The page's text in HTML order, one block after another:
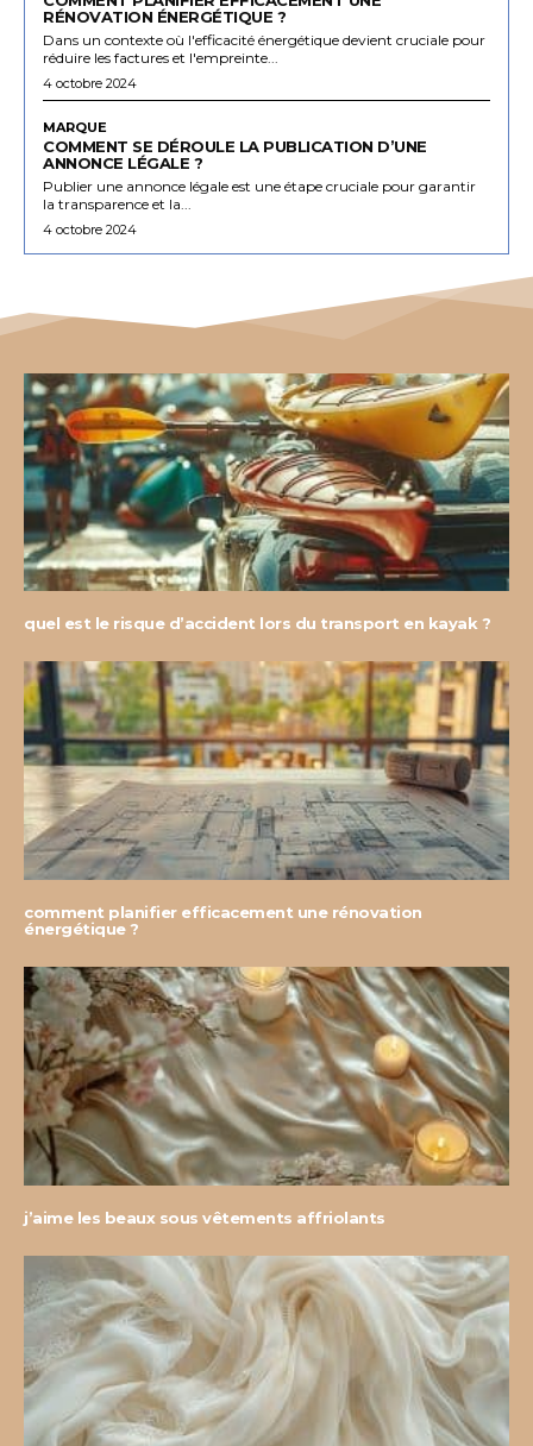
RÉNOVATION ÉNERGÉTIQUE ?
Dans un contexte où l'efficacité énergétique devient cruciale pour
réduire les factures et l'empreinte...
4 octobre 2024
MARQUE
COMMENT SE DÉROULE LA PUBLICATION D’UNE
ANNONCE LÉGALE ?
Publier une annonce légale est une étape cruciale pour garantir
la transparence et la...
4 octobre 2024
quel est le risque d’accident lors du transport en kayak ?
comment planifier efficacement une rénovation
énergétique ?
j’aime les beaux sous vêtements affriolants